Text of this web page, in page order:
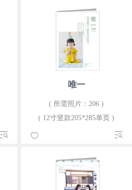
唯一
( 所需照片：206 )
( 12寸竖款205*285单页 )